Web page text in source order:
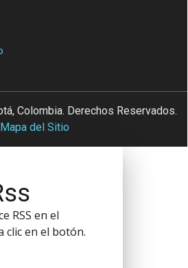
Colombia. Derechos Reservados.
Mapa del Sitio
RSS en el
clic en el botón.